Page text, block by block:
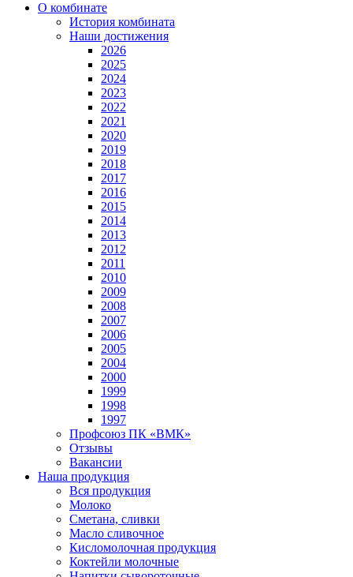
О комбинате
История комбината
Наши достижения
2026
2025
2024
2023
2022
2021
2020
2019
2018
2017
2016
2015
2014
2013
2012
2011
2010
2009
2008
2007
2006
2005
2004
2000
1999
1998
1997
Профсоюз ПК «ВМК»
Отзывы
Вакансии
Наша продукция
Вся продукция
Молоко
Сметана, сливки
Масло сливочное
Кисломолочная продукция
Коктейли молочные